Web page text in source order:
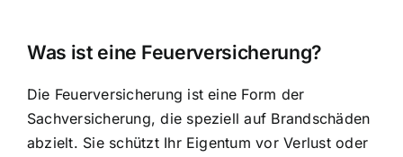
Was ist eine Feuerversicherung?
Die Feuerversicherung ist eine Form der
Sachversicherung, die speziell auf Brandschäden
abzielt. Sie schützt Ihr Eigentum vor Verlust oder